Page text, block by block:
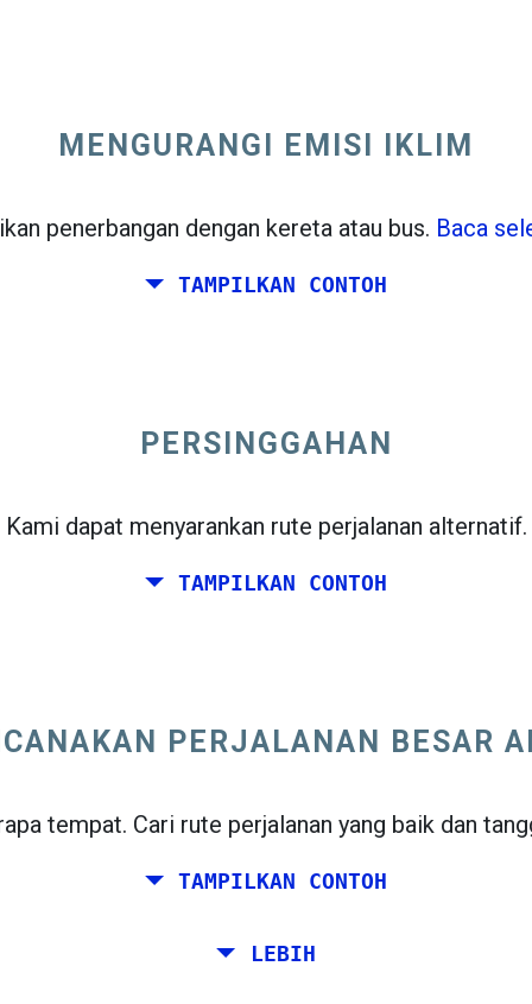
MENGURANGI EMISI IKLIM
penerbangan dengan kereta atau bus. Baca
TAMPILKAN CONTOH
atau
Sekali Jalan
open_in_new
PERSINGGAHAN
Kami dapat menyarankan rute perjalanan alternatif.
TAMPILKAN CONTOH
PERJALANAN BESAR
tempat. Cari rute perjalanan yang baik dan
TAMPILKAN CONTOH
Barcelona, ​​Stockholm, Praha dan Athena.
LEBIH